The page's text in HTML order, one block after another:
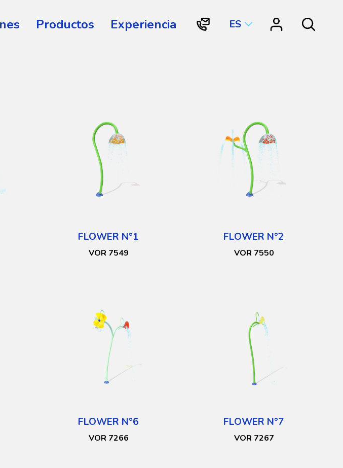
Productos Experiencia
"Contacto
ES
"Vortex Search
FLOWER N°1
VOR 7549
FLOWER N°2
VOR 7550
FLOWER N°6
VOR 7266
FLOWER N°7
VOR 7267